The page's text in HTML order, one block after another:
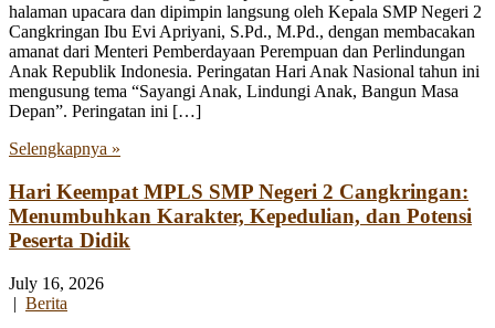
halaman upacara dan dipimpin langsung oleh Kepala SMP Negeri 2
Cangkringan Ibu Evi Apriyani, S.Pd., M.Pd., dengan membacakan
amanat dari Menteri Pemberdayaan Perempuan dan Perlindungan
Anak Republik Indonesia. Peringatan Hari Anak Nasional tahun ini
mengusung tema “Sayangi Anak, Lindungi Anak, Bangun Masa
Depan”. Peringatan ini […]
Selengkapnya »
Hari Keempat MPLS SMP Negeri 2 Cangkringan:
Menumbuhkan Karakter, Kepedulian, dan Potensi
Peserta Didik
July 16, 2026
| Berita